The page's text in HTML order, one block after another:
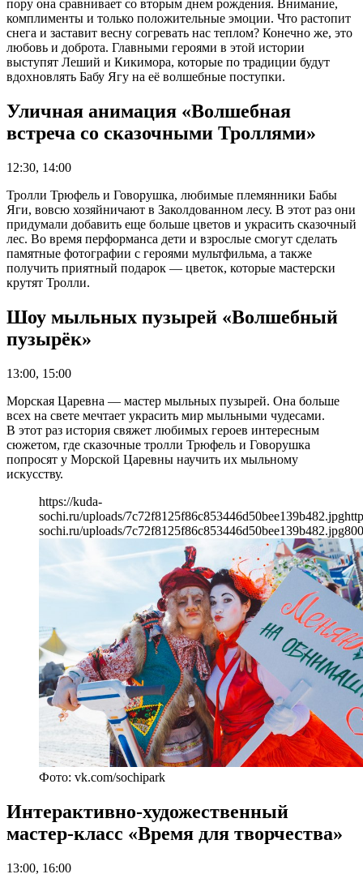
пору она сравнивает со вторым днем рождения. Внимание,
комплименты и только положительные эмоции. Что растопит
снега и заставит весну согревать нас теплом? Конечно же, это
любовь и доброта. Главными героями в этой истории
выступят Леший и Кикимора, которые по традиции будут
вдохновлять Бабу Ягу на её волшебные поступки.
Уличная анимация «Волшебная
встреча со сказочными Троллями»
12:30, 14:00
Тролли Трюфель и Говорушка, любимые племянники Бабы
Яги, вовсю хозяйничают в Заколдованном лесу. В этот раз они
придумали добавить еще больше цветов и украсить сказочный
лес. Во время перформанса дети и взрослые смогут сделать
памятные фотографии с героями мультфильма, а также
получить приятный подарок — цветок, которые мастерски
крутят Тролли.
Шоу мыльных пузырей «Волшебный
пузырёк»
13:00, 15:00
Морская Царевна — мастер мыльных пузырей. Она больше
всех на свете мечтает украсить мир мыльными чудесами.
В этот раз история свяжет любимых героев интересным
сюжетом, где сказочные тролли Трюфель и Говорушка
попросят у Морской Царевны научить их мыльному
искусству.
https://kuda-
sochi.ru/uploads/7c72f8125f86c853446d50bee139b482.jpg
sochi.ru/uploads/7c72f8125f86c853446d50bee139b482.jpg800
Фото: vk.com/sochipark
Интерактивно-художественный
мастер-класс «Время для творчества»
13:00, 16:00